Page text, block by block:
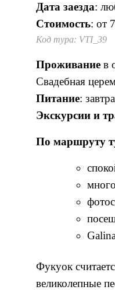
Дата заезда:
Стоимость: от
Код тура: VTI_39
Проживание в
Свадебная
Питание:
Экскурсии и
По маршруту
Фукуок
великолепные